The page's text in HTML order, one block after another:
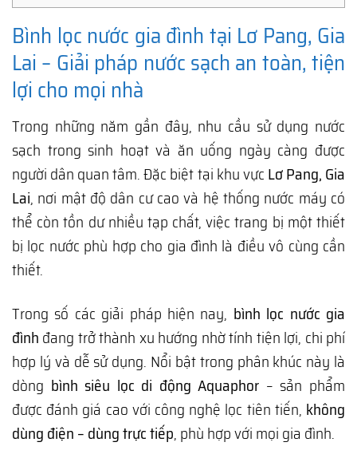
Bình lọc nước gia đình tại Lơ Pang, Gia
Lai – Giải pháp nước sạch an toàn, tiện
lợi cho mọi nhà
Trong những năm gần đây, nhu cầu sử dụng nước
sạch trong sinh hoạt và ăn uống ngày càng được
người dân quan tâm. Đặc biệt tại khu vực Lơ Pang, Gia
Lai, nơi mật độ dân cư cao và hệ thống nước máy có
thể còn tồn dư nhiều tạp chất, việc trang bị một thiết
bị lọc nước phù hợp cho gia đình là điều vô cùng cần
thiết.
Trong số các giải pháp hiện nay, bình lọc nước gia
đình đang trở thành xu hướng nhờ tính tiện lợi, chi phí
hợp lý và dễ sử dụng. Nổi bật trong phân khúc này là
dòng bình siêu lọc di động Aquaphor – sản phẩm
được đánh giá cao với công nghệ lọc tiên tiến, không
dùng điện – dùng trực tiếp, phù hợp với mọi gia đình.